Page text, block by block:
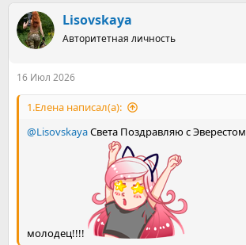
к
ц
и
Lisovskaya
Авторитетная личность
16 Июл 2026
1.Елена написал(а):
@LisovskayaСвета Поздравляю с Эверестом
молодец!!!!